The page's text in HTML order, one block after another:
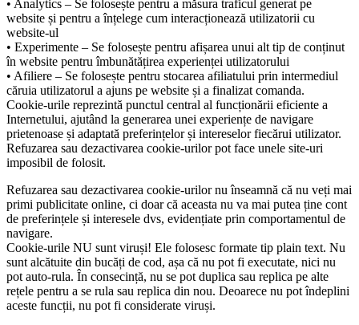
• Analytics – Se folosește pentru a măsura traficul generat pe
website și pentru a înțelege cum interacționează utilizatorii cu
website-ul
• Experimente – Se folosește pentru afișarea unui alt tip de conținut
în website pentru îmbunătățirea experienței utilizatorului
• Afiliere – Se folosește pentru stocarea afiliatului prin intermediul
căruia utilizatorul a ajuns pe website și a finalizat comanda.
Cookie-urile reprezintă punctul central al funcționării eficiente a
Internetului, ajutând la generarea unei experiențe de navigare
prietenoase și adaptată preferințelor și intereselor fiecărui utilizator.
Refuzarea sau dezactivarea cookie-urilor pot face unele site-uri
imposibil de folosit.
Refuzarea sau dezactivarea cookie-urilor nu înseamnă că nu veți mai
primi publicitate online, ci doar că aceasta nu va mai putea ține cont
de preferințele și interesele dvs, evidențiate prin comportamentul de
navigare.
Cookie-urile NU sunt viruși! Ele folosesc formate tip plain text. Nu
sunt alcătuite din bucăți de cod, așa că nu pot fi executate, nici nu
pot auto-rula. În consecință, nu se pot duplica sau replica pe alte
rețele pentru a se rula sau replica din nou. Deoarece nu pot îndeplini
aceste funcții, nu pot fi considerate viruși.